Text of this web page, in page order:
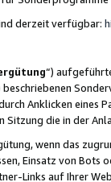
derzeit verfügbar:
“)
Anklicken
Sitzung die in der
wenn das
Einsatz von Bots
Links auf Ihrer